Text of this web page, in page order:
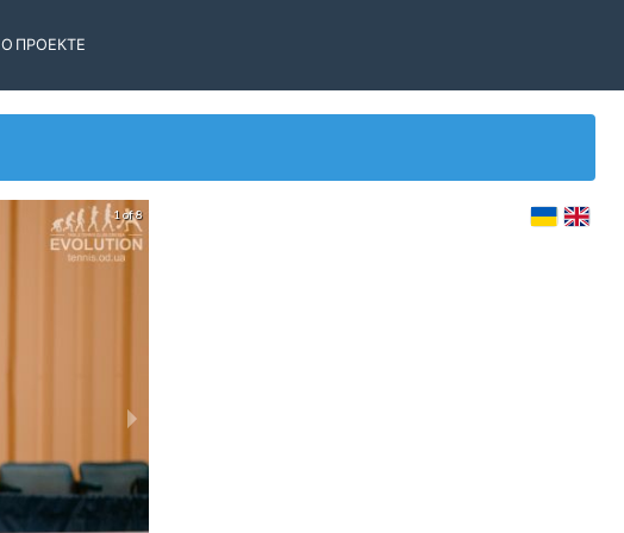
О ПРОЕКТЕ
1 of 8